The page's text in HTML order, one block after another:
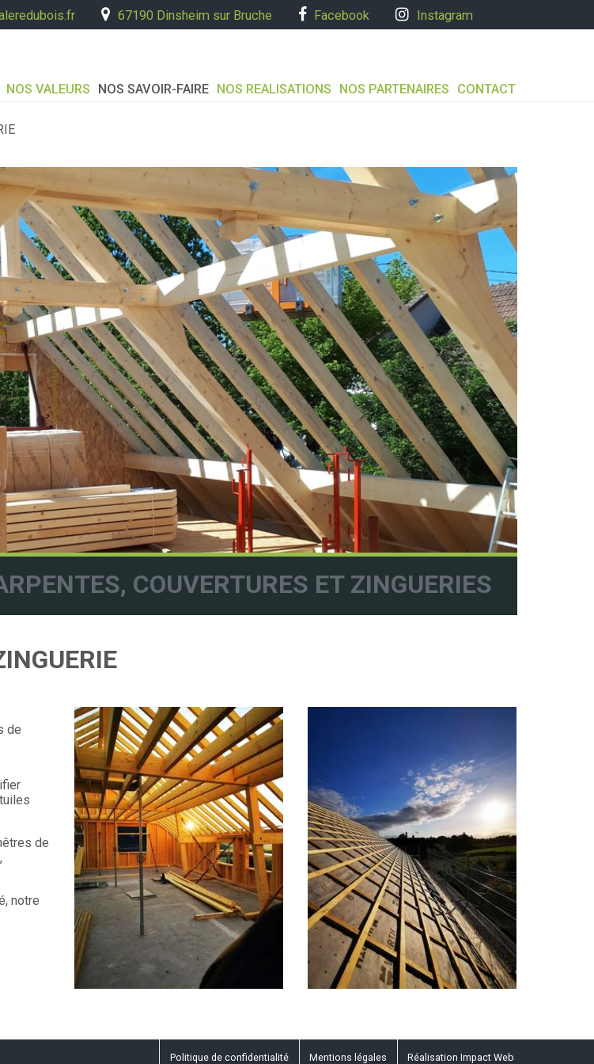
67190 Dinsheim sur Bruche Facebook Instagram
NOS VALEURS NOS SAVOIR-FAIRE NOS REALISATIONS NOS PARTENAIRES CONTACT
COUVERTURES ET ZINGUERIES
de
de
notre
Politique de confidentialité Mentions légales Réalisation Impact Web